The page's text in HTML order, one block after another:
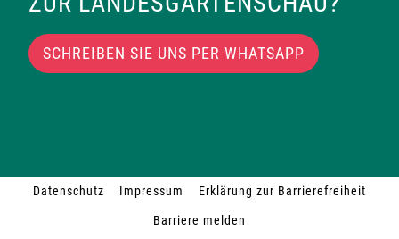
SCHREIBEN SIE UNS PER WHATSAPP
Datenschutz Impressum
Erklärung zur Barrierefreiheit
Barriere melden